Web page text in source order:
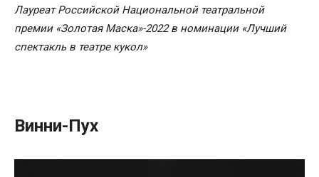
Лауреат Российской Национальной театральной
премии «Золотая Маска»-2022 в номинации «Лучший
спектакль в театре кукол»
Винни-Пух